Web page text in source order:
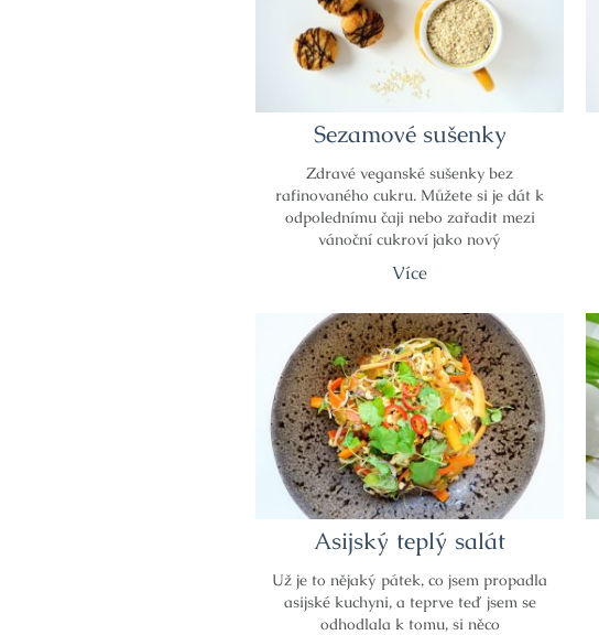
Sezamové sušenky
Zdravé veganské sušenky bez
rafinovaného cukru. Můžete si je dát k
odpolednímu čaji nebo zařadit mezi
vánoční cukroví jako nový
Více
Asijský teplý salát
Už je to nějaký pátek, co jsem propadla
asijské kuchyni, a teprve teď jsem se
odhodlala k tomu, si něco